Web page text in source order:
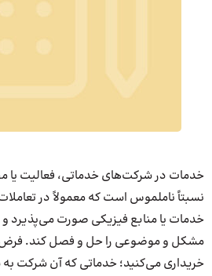
خدمات در شرکت‌های خدماتی، فعالیت یا
نسبتاً ناملموس است که معمولاً در
خدمات یا منابع فیزیکی صورت می‌پذیرد
مشکل و موضوعی را حل و فصل کند. فرض
خریداری می‌کنید؛ خدماتی که آن شرکت به